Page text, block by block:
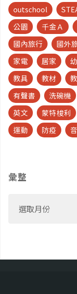
outschool
公園
千金Ａ
國內旅行
國外
家電
居家
教具
教材
有聲書
洗碗機
英文
蒙特梭利
運動
防疫
彙整